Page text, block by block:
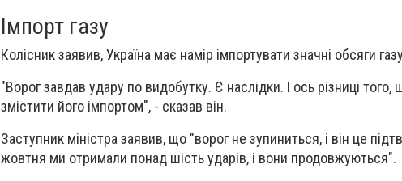
Імпорт газу
Колісник заявив, Україна має намір імпортувати значні обсяги
"Ворог завдав удару по видобутку. Є наслідки. І ось різниці того,
змістити його імпортом", - сказав він.
Заступник міністра заявив, що "ворог не зупиниться, і він це
жовтня ми отримали понад шість ударів, і вони продовжуються".